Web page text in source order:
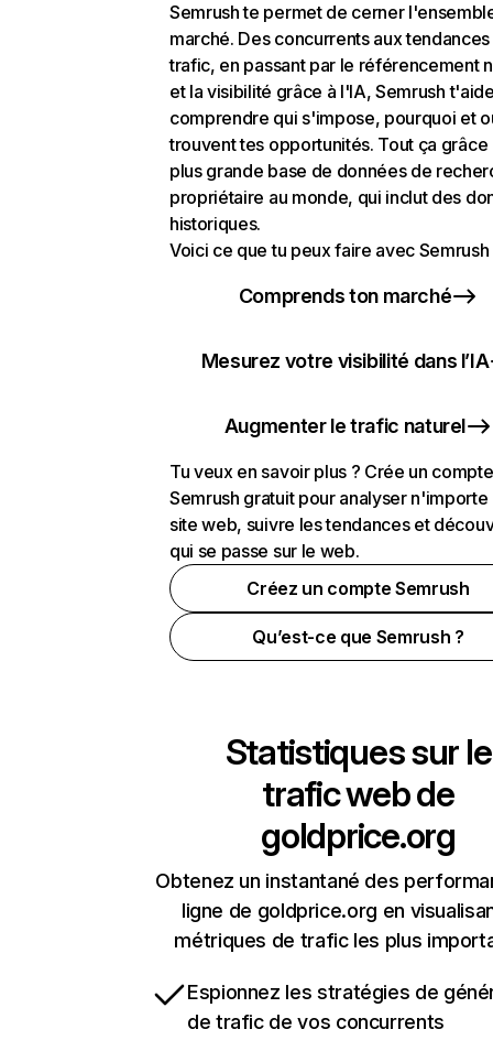
Semrush te permet de cerner
marché. Des concurrents aux
trafic, en passant par le référencement
et la visibilité grâce à l'IA, Semrush
comprendre qui s'impose, pourquoi et
trouvent tes opportunités. Tout ça grâce
plus grande base de données de
propriétaire au monde, qui inclut des
historiques.
Voici ce que tu peux faire avec Semrush
Comprends ton marché
Mesurez votre visibilité dans l’IA
Augmenter le trafic naturel
Tu veux en savoir plus ? Crée un compte
Semrush gratuit pour analyser n'importe
site web, suivre les tendances et
qui se passe sur le web.
Créez un compte Semrush
Qu’est-ce que Semrush ?
Statistiques sur le
trafic web de
goldprice.org
Obtenez un instantané des
ligne de goldprice.org en
métriques de trafic les plus
Espionnez les stratégies de
de trafic de vos concurrents